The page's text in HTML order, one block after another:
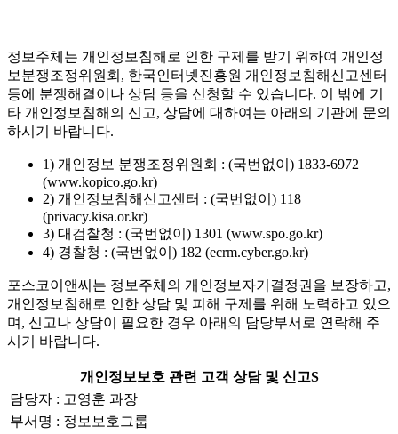
정보주체는 개인정보침해로 인한 구제를 받기 위하여 개인정
보분쟁조정위원회, 한국인터넷진흥원 개인정보침해신고센터
등에 분쟁해결이나 상담 등을 신청할 수 있습니다. 이 밖에 기
타 개인정보침해의 신고, 상담에 대하여는 아래의 기관에 문의
하시기 바랍니다.
1) 개인정보 분쟁조정위원회 : (국번없이) 1833-6972
(www.kopico.go.kr)
2) 개인정보침해신고센터 : (국번없이) 118
(privacy.kisa.or.kr)
3) 대검찰청 : (국번없이) 1301 (www.spo.go.kr)
4) 경찰청 : (국번없이) 182 (ecrm.cyber.go.kr)
포스코이앤씨는 정보주체의 개인정보자기결정권을 보장하고,
개인정보침해로 인한 상담 및 피해 구제를 위해 노력하고 있으
며, 신고나 상담이 필요한 경우 아래의 담당부서로 연락해 주
시기 바랍니다.
개인정보보호 관련 고객 상담 및 신고S
담당자 : 고영훈 과장
부서명 : 정보보호그룹